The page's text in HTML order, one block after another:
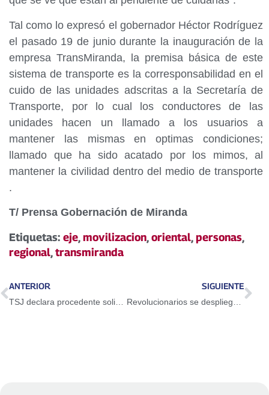
Tal como lo expresó el gobernador Héctor Rodríguez
el pasado 19 de junio durante la inauguración de la
empresa TransMiranda, la premisa básica de este
sistema de transporte es la corresponsabilidad en el
cuido de las unidades adscritas a la Secretaría de
Transporte, por lo cual los conductores de las
unidades hacen un llamado a los usuarios a
mantener las mismas en optimas condiciones;
llamado que ha sido acatado por los mimos, al
mantener la civilidad dentro del medio de transporte
.
T/ Prensa Gobernación de Miranda
Etiquetas: eje,movilizacion,oriental,personas,
regional,transmiranda
ANTERIOR SIGUIENTE